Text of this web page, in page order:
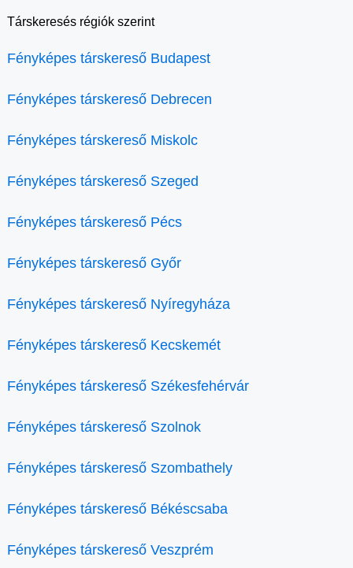
Társkeresés régiók szerint
Fényképes társkereső Budapest
Fényképes társkereső Debrecen
Fényképes társkereső Miskolc
Fényképes társkereső Szeged
Fényképes társkereső Pécs
Fényképes társkereső Győr
Fényképes társkereső Nyíregyháza
Fényképes társkereső Kecskemét
Fényképes társkereső Székesfehérvár
Fényképes társkereső Szolnok
Fényképes társkereső Szombathely
Fényképes társkereső Békéscsaba
Fényképes társkereső Veszprém